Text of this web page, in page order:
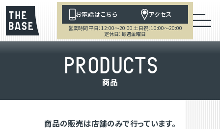
お電話はこちら アクセス
営業時間 平日：12:00～20:00 土日祝：10:00～20:00
定休日：毎週金曜日
PRODUCTS
商品
商品の販売は店舗のみで行っています。